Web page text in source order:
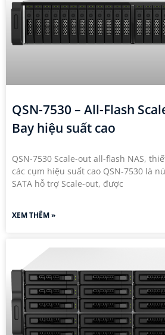
QSN-7530 – All-Flash
Bay hiệu suất cao
QSN-7530 Scale-out all-flash NAS,
các cụm hiệu suất cao QSN-7530 là
SATA hỗ trợ Scale-out, được
XEM THÊM »